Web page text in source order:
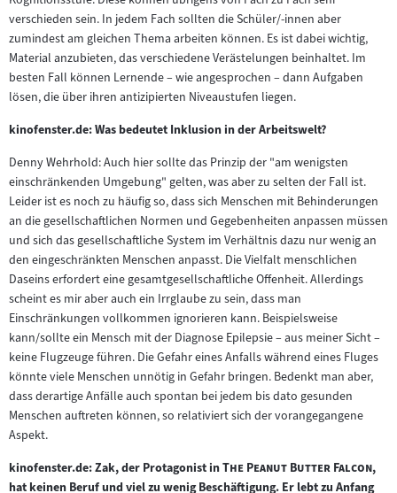
verschieden sein. In jedem Fach sollten die Schüler/-innen aber
zumindest am gleichen Thema arbeiten können. Es ist dabei wichtig,
Material anzubieten, das verschiedene Verästelungen beinhaltet. Im
besten Fall können Lernende – wie angesprochen – dann Aufgaben
lösen, die über ihren antizipierten Niveaustufen liegen.
kinofenster.de: Was bedeutet Inklusion in der Arbeitswelt?
Denny Wehrhold: Auch hier sollte das Prinzip der "am wenigsten
einschränkenden Umgebung" gelten, was aber zu selten der Fall ist.
Leider ist es noch zu häufig so, dass sich Menschen mit Behinderungen
an die gesellschaftlichen Normen und Gegebenheiten anpassen müssen
und sich das gesellschaftliche System im Verhältnis dazu nur wenig an
den eingeschränkten Menschen anpasst. Die Vielfalt menschlichen
Daseins erfordert eine gesamtgesellschaftliche Offenheit. Allerdings
scheint es mir aber auch ein Irrglaube zu sein, dass man
Einschränkungen vollkommen ignorieren kann. Beispielsweise
kann/sollte ein Mensch mit der Diagnose Epilepsie – aus meiner Sicht –
keine Flugzeuge führen. Die Gefahr eines Anfalls während eines Fluges
könnte viele Menschen unnötig in Gefahr bringen. Bedenkt man aber,
dass derartige Anfälle auch spontan bei jedem bis dato gesunden
Menschen auftreten können, so relativiert sich der vorangegangene
Aspekt.
kinofenster.de: Zak, der Protagonist in"
The Peanut Butter Falcon",
hat keinen Beruf und viel zu wenig Beschäftigung. Er lebt zu Anfang